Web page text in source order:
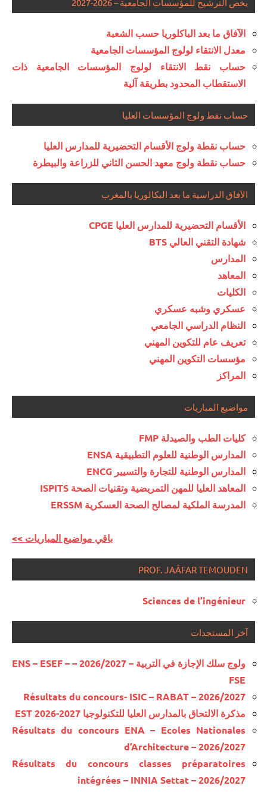
الآفاق ما بعد الباكلوريا حسب الشعبة
معدل الانتقاء لولوج المؤسسات الجامعية
حساب نقط الانتقاء لولوج المؤسسات الجامعية ذات
الاستقطاب المحدود بطريقة آلية
حساب نقط ولوج المؤسسات العليا
حساب نقطة ولوج الأقسام التحضيرية للمدارس العليا
حساب نقطة ولوج معهد الحسن الثاني للزراعة والبيطرة
الآفاق الدراسية ما بعد البكالوريا بالمغرب
الأقسام التحضيرية للمدارس العليا CPGE
شهادة التقني العالي BTS
المدارس
المعاهد
الكليات
عسكري وشبه عسكري
النظام الدراسي الجامعي
تعريف عام للتكوين المهني
مؤسسات التكوين المهني
المراكز
مواضيع المباريات
كليات الطب والصيدلة FMP
المدارس الوطنية للعلوم التطبيقية ENSA
المدارس الوطنية للتجارة والتسيير ENCG
المعاهد العليا للمهن التمريضية وتقنيات الصحة ISPITS
المدرسة الملكية لمصالح الصحة العسكرية ERSSM
<< باقي مواضيع المباريات
PROF. JAÂFAR TEMOUDEN
Sciences de l’ingénieur
آخر المستجدات
ولوج سلك الإجازة في التربية – 2026/2027 – ENS – ESEF –
FSE
Résultats du concours- ISIC – RABAT – 2026/2027
مذكرة الالتحاق بالمدارس العليا للتكنولوجيا EST 2026-2027
Résultats du concours ENA – Ecoles Nationales
d’Architecture – 2026/2027
Résultats du concours classes préparatoires
intégrées – INNIA Settat – 2026/2027